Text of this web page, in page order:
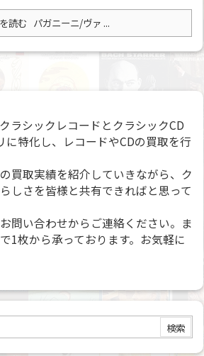
読む パガニーニ/ヴァ ...
クラシックレコードとクラシックCD
に特化し、レコードやCDの買取を行
買取実績を紹介していきながら、ク
しさを皆様と共有できればと思って
問い合わせからご連絡ください。ま
1枚から承っております。お気軽に